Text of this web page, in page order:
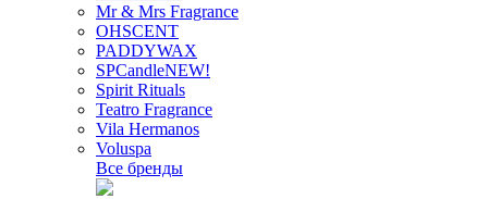
Mr & Mrs Fragrance
OHSCENT
PADDYWAX
SPCandleNEW!
Spirit Rituals
Teatro Fragrance
Vila Hermanos
Voluspa
Все бренды